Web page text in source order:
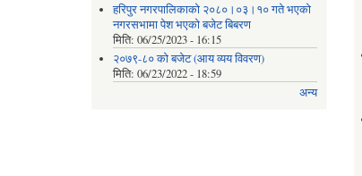
हरिपुर नगरपालिकाको २०८०।०३।१० गते भएको
नगरसभामा पेश भएको बजेट बिबरण
मिति: 06/25/2023 - 16:15
२०७९-८० को बजेट (आय व्यय विवरण)
मिति: 06/23/2022 - 18:59
अन्य